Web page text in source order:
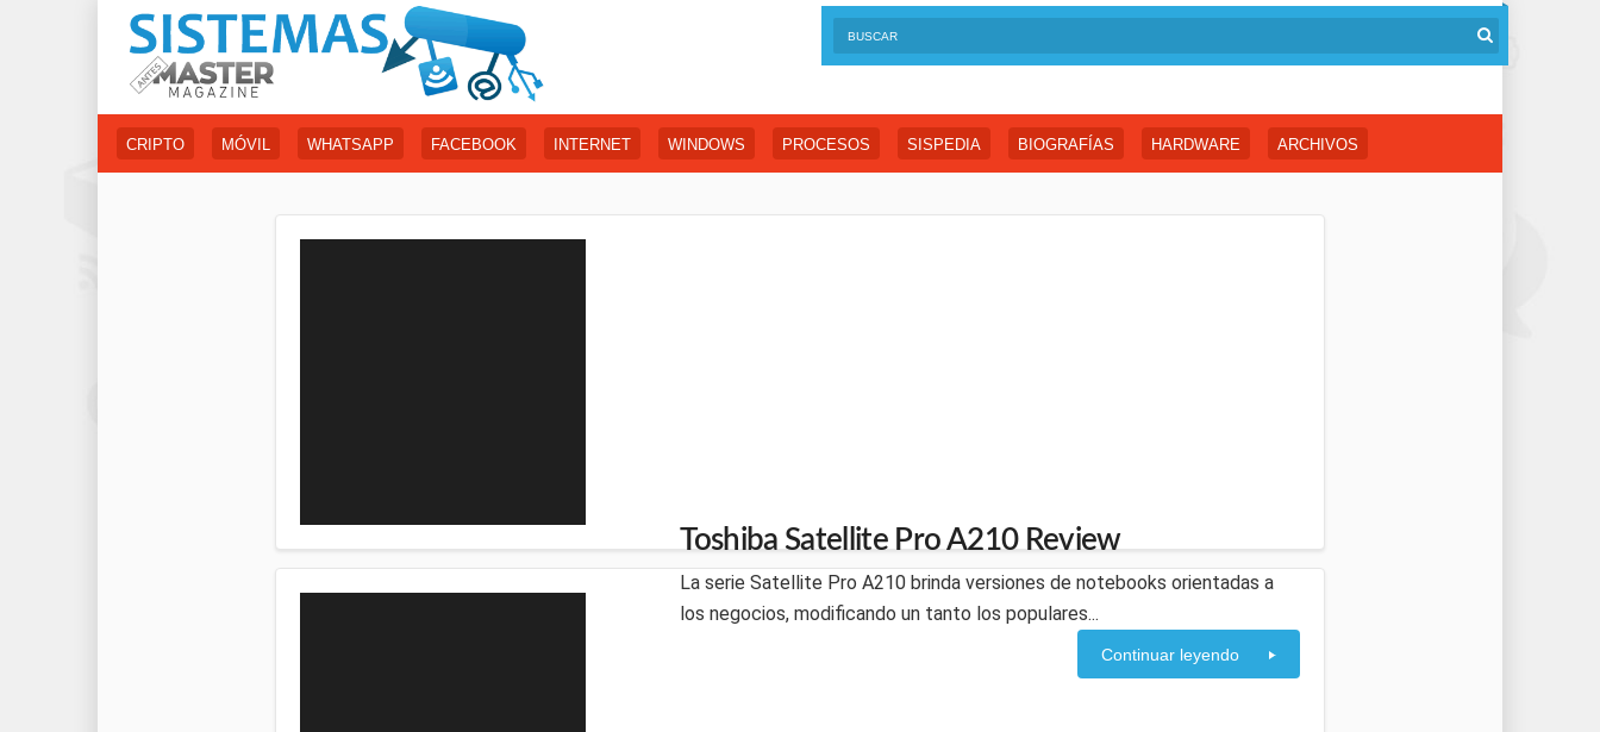
CRIPTO MÓVIL WHATSAPP FACEBOOK INTERNET WINDOWS PROCESOS SISPEDIA BIOGRAFÍAS HARDWARE ARCHIVOS
Toshiba Satellite Pro A210 Review
La serie Satellite Pro A210 brinda versiones de notebooks orientadas a
los negocios, modificando un tanto los populares...
Continuar leyendo